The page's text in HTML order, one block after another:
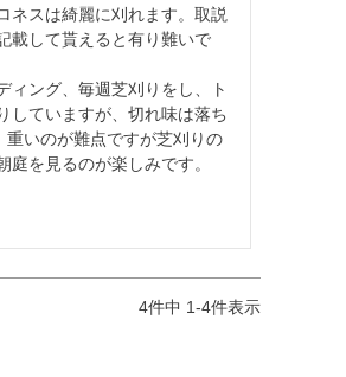
ネスは綺麗に刈れます。取説
載して貰えると有り難いで
ィング、毎週芝刈りをし、ト
していますが、切れ味は落ち
いのが難点ですが芝刈りの
を見るのが楽しみです。
4件中 1-4件表示